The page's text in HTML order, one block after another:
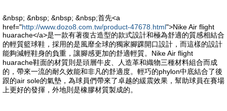
&nbsp; &nbsp; &nbsp; &nbsp;首先<a
href="http://www.dozo8.com.tw/product-47678.html">Nike Air flight
huarache</a>是一款有著復古造型的款式設計和極為舒適的質感相結合
的輕質籃球鞋，採用的是風靡全球的獨家腳踝開口設計，而這樣的設計
能夠減輕鞋身的負重，讓腳感更加的舒適輕質。Nike Air flight
huarache鞋面的材質則是頭層牛皮、人造革和織物三種材料組合而成
的，帶來一流的耐久效能和非凡的舒適度。輕巧的phylon中底結合了後
跟的air sole的氣墊，為球員們帶來了卓越的緩震效果，幫助球員在賽場
上更好的發揮，外地則是橡膠材質製成的。